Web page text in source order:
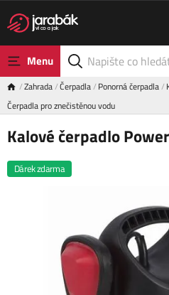
Menu
Zahrada Čerpadla Ponorná čerpadla
Čerpadla pro znečistěnou vodu
Kalové čerpadlo
Dárek zdarma